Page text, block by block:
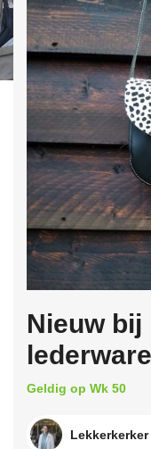
Nieuw
Geldig op Wk 50